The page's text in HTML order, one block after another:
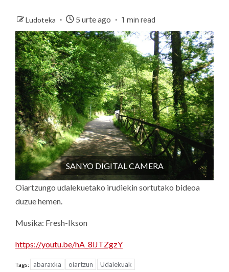
Ludoteka 5 urte ago 1 min read
SANYO DIGITAL CAMERA
Oiartzungo udalekuetako irudiekin sortutako bideoa
duzue hemen.
Musika: Fresh-Ikson
https://youtu.be/hA_8lJTZgzY
Tags: abaraxka oiartzun Udalekuak